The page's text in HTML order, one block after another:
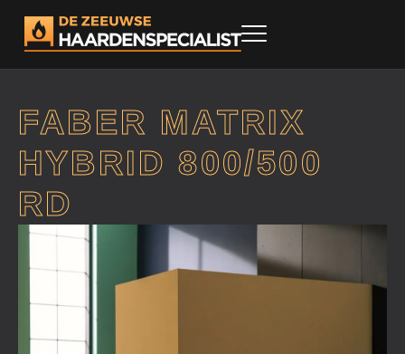
FABER MATRIX
HYBRID 800/500
RD